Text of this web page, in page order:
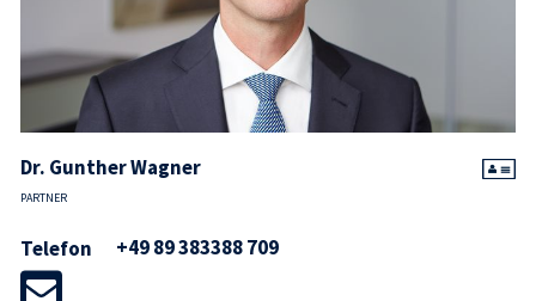
Dr. Gunther Wagner
PARTNER
Telefon +49 89 383388 709